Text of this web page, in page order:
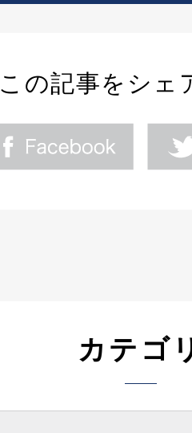
この記事をシェ
カテゴ